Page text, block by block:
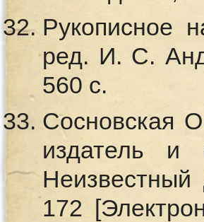
Рукописное
ред. И. С.
560 с.
Сосновская
издатель и
172